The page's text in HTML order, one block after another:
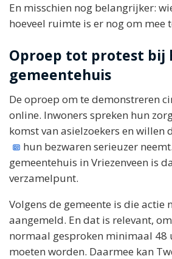
En misschien nog belangrijker:
hoeveel ruimte is er nog om mee
Oproep tot protest bij
gemeentehuis
De oproep om te demonstreren
online. Inwoners spreken hun
komst van asielzoekers en willen
hun bezwaren serieuzer
gemeentehuis in Vriezenveen is
verzamelpunt.
Volgens de gemeente is die actie
aangemeld. En dat is relevant,
normaal gesproken minimaal 48
moeten worden. Daarmee kan